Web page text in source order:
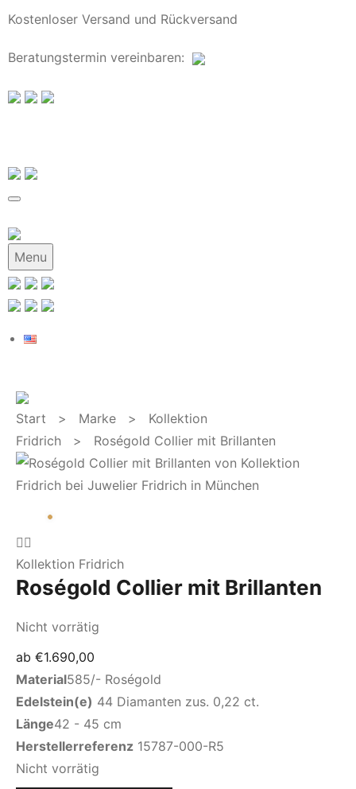
Kostenloser Versand und Rückversand
Beratungstermin vereinbaren:
Menu
Start > Marke > Kollektion
Fridrich > Roségold Collier mit Brillanten
Kollektion Fridrich
Roségold Collier mit Brillanten
Nicht vorrätig
ab €1.690,00
Material585/- Roségold
Edelstein(e) 44 Diamanten zus. 0,22 ct.
Länge42 - 45 cm
Herstellerreferenz 15787-000-R5
Nicht vorrätig